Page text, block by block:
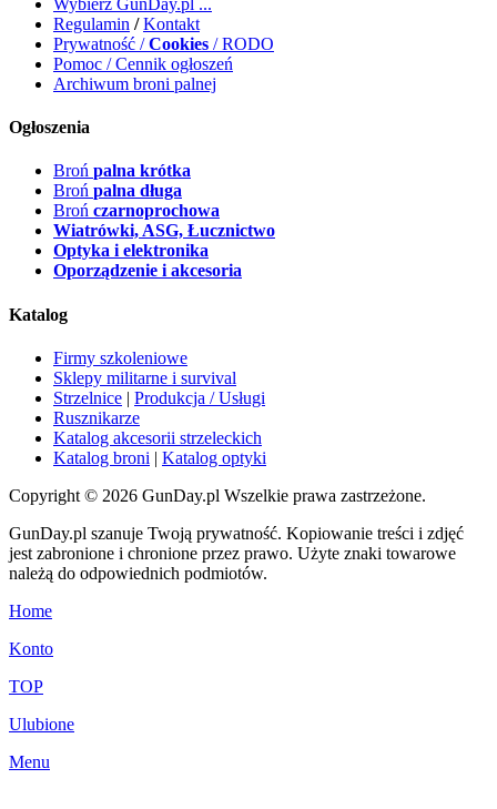
Regulamin / Kontakt
Prywatność /Cookies / RODO
Pomoc / Cennik ogłoszeń
Archiwum broni palnej
Ogłoszenia
Broń palna krótka
Broń palna długa
Broń czarnoprochowa
Wiatrówki, ASG, Łucznictwo
Optyka i elektronika
Oporządzenie i akcesoria
Katalog
Firmy szkoleniowe
Sklepy militarne i survival
Strzelnice | Produkcja / Usługi
Rusznikarze
Katalog akcesorii strzeleckich
Katalog broni | Katalog optyki
Copyright © 2026 GunDay.pl Wszelkie prawa zastrzeżone.
GunDay.pl szanuje Twoją prywatność. Kopiowanie treści i zdjęć
jest zabronione i chronione przez prawo. Użyte znaki towarowe
należą do odpowiednich podmiotów.
Home
Konto
TOP
Ulubione
Menu